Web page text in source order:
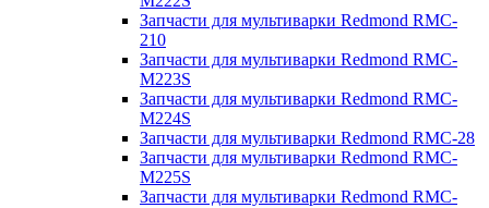
Запчасти для мультиварки Redmond RMC-
210
Запчасти для мультиварки Redmond RMC-
M223S
Запчасти для мультиварки Redmond RMC-
M224S
Запчасти для мультиварки Redmond RMC-28
Запчасти для мультиварки Redmond RMC-
M225S
Запчасти для мультиварки Redmond RMC-